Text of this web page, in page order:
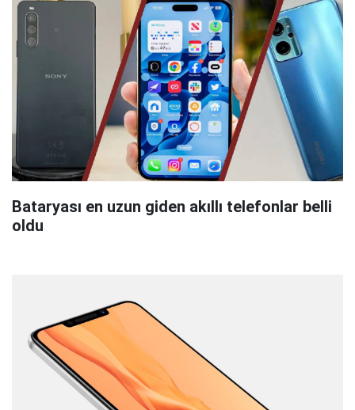
Bataryası en uzun giden akıllı telefonlar belli
oldu